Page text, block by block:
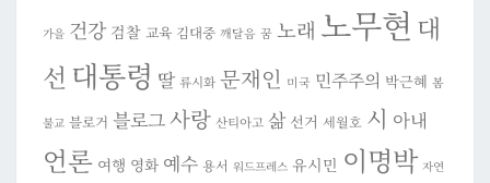
가을 건강 검찰 교육 김대중 깨달음 꿈 노래 노무현 대
선 대통령 딸 류시화 문재인 미국 민주주의 박근혜 봄
불교 블로거 블로그사랑 산티아고 삶 선거 세월호 시 아내
언론 여행 영화 예수 용서 워드프레스 유시민 이명박 자연